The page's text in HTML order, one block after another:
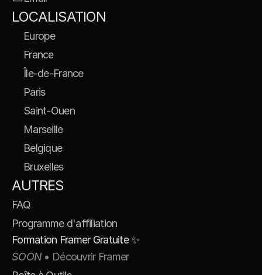
LOCALISATION
Europe
France
Île-de-France
Paris
Saint-Ouen
Marseille
Belgique
Bruxelles
AUTRES
FAQ
Programme d'affiliation
Formation Framer Gratuite ✨
SOON • Découvrir Framer